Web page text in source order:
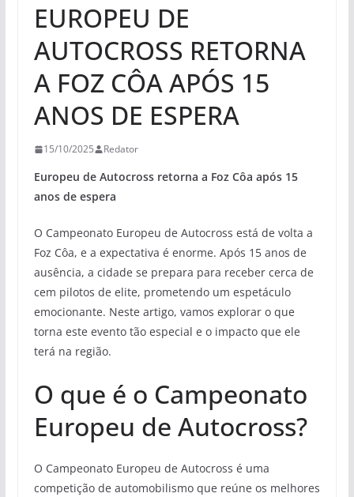
EUROPEU DE
AUTOCROSS RETORNA
A FOZ CÔA APÓS 15
ANOS DE ESPERA
15/10/2025 Redator
Europeu de Autocross retorna a Foz Côa após 15
anos de espera
O Campeonato Europeu de Autocross está de volta a
Foz Côa, e a expectativa é enorme. Após 15 anos de
ausência, a cidade se prepara para receber cerca de
cem pilotos de elite, prometendo um espetáculo
emocionante. Neste artigo, vamos explorar o que
torna este evento tão especial e o impacto que ele
terá na região.
O que é o Campeonato
Europeu de Autocross?
O Campeonato Europeu de Autocross é uma
competição de automobilismo que reúne os melhores